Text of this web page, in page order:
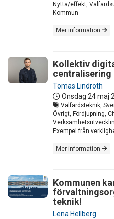
Nytta/effekt,
Kommun
Mer information
Kollektiv
centralisering
Tomas Lindroth
Onsdag 24 maj
Välfärdsteknik,
Övrigt, Fördjupning,
Exempel från
Mer information
Kommunen
teknik!
Lena Hellberg